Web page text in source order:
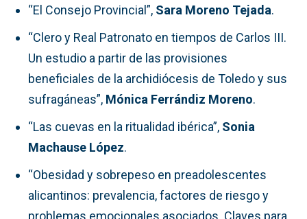
“El Consejo Provincial”, Sara Moreno Tejada.
“Clero y Real Patronato en tiempos de Carlos III.
Un estudio a partir de las provisiones
beneficiales de la archidiócesis de Toledo y sus
sufragáneas”, Mónica Ferrándiz Moreno.
“Las cuevas en la ritualidad ibérica”, Sonia
Machause López.
“Obesidad y sobrepeso en preadolescentes
alicantinos: prevalencia, factores de riesgo y
problemas emocionales asociados. Claves para